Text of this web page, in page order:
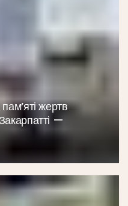
жертв
—